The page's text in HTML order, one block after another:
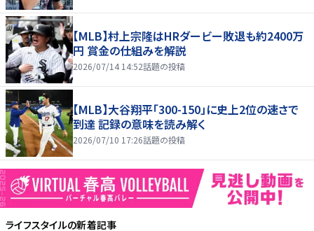
【MLB】村上宗隆はHRダービー敗退も約2400万
円 賞金の仕組みを解説
2026/07/14 14:52話題の投稿
【MLB】大谷翔平「300-150」に史上2位の速さで
到達 記録の意味を読み解く
2026/07/10 17:26話題の投稿
ライフスタイルの新着記事